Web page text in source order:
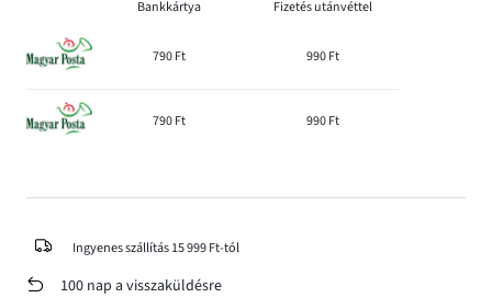
Bankkártya Fizetés utánvéttel
790 Ft 990 Ft
790 Ft 990 Ft
Ingyenes szállítás 15 999 Ft-tól
100 nap a visszaküldésre